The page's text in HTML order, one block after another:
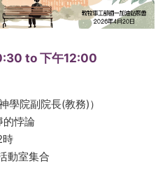
to 下午12:00
學院副院長(教務)）
的悖論
時
動室集合